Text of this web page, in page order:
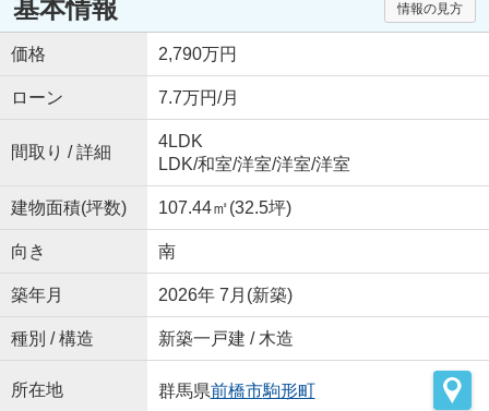
基本情報 情報の見方
価格 2,790万円
ローン 7.7万円/月
間取り / 詳細
4LDK
LDK/和室/洋室/洋室/洋室
建物面積(坪数) 107.44㎡(32.5坪)
向き 南
築年月 2026年 7月(新築)
種別 / 構造 新築一戸建 / 木造
所在地 群馬県前橋市駒形町